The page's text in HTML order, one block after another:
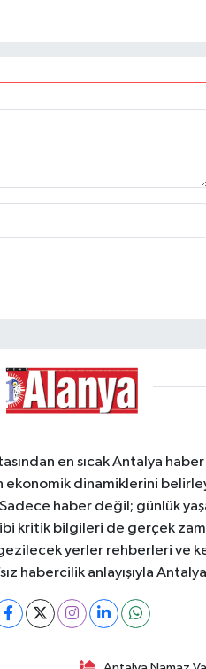
en sıcak Antalya haber
dinamiklerini
haber değil; günlük
kritik bilgileri de gerçek
yerler rehberleri ve
habercilik anlayışıyla